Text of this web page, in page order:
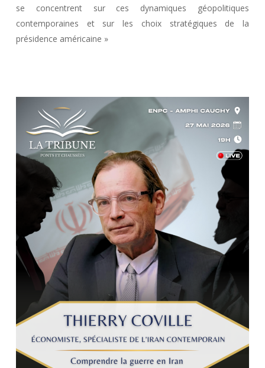
se concentrent sur ces dynamiques géopolitiques
contemporaines et sur les choix stratégiques de la
présidence américaine »